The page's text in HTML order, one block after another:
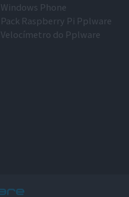
Windows Phone
Pack Raspberry Pi Pplware
Velocímetro do Pplware